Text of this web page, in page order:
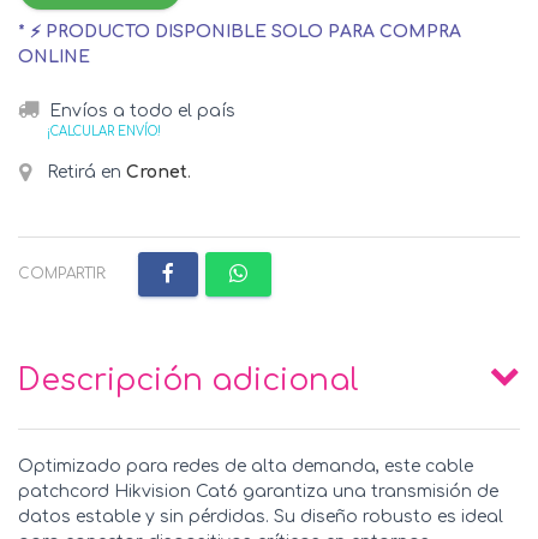
* ⚡ PRODUCTO DISPONIBLE SOLO PARA COMPRA
ONLINE
Envíos a todo el país
¡CALCULAR ENVÍO!
Retirá en Cronet.
COMPARTIR:
Descripción adicional
Optimizado para redes de alta demanda, este cable
patchcord Hikvision Cat6 garantiza una transmisión de
datos estable y sin pérdidas. Su diseño robusto es ideal